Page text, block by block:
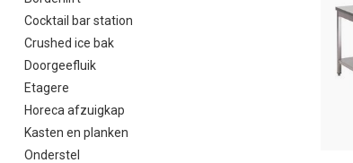
Cocktail bar station
Crushed ice bak
Doorgeefluik
Etagere
Horeca afzuigkap
Kasten en planken
Onderstel